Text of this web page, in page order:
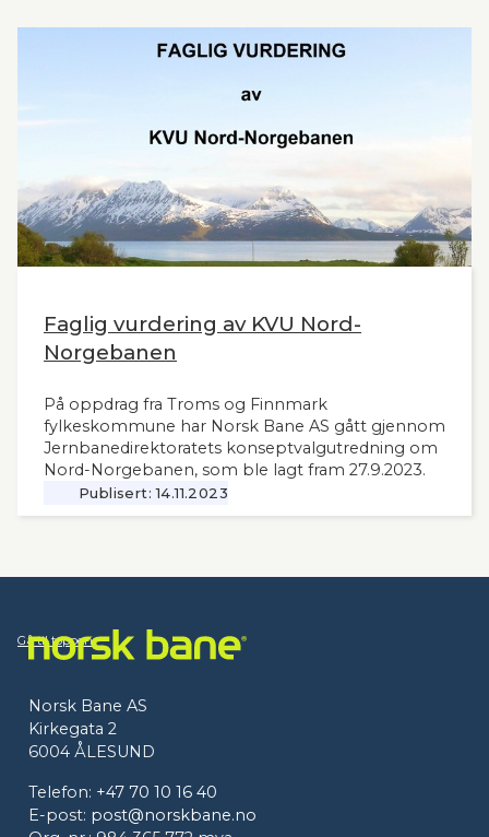
Faglig vurdering av KVU Nord-
Norgebanen
På oppdrag fra Troms og Finnmark
fylkeskommune har Norsk Bane AS gått gjennom
Jernbanedirektoratets konseptvalgutredning om
Nord-Norgebanen, som ble lagt fram 27.9.2023.
Publisert: 14.11.2023
Gå til toppen
Norsk Bane AS
Kirkegata 2
6004 ÅLESUND
Telefon: +47 70 10 16 40
E-post: post@norskbane.no